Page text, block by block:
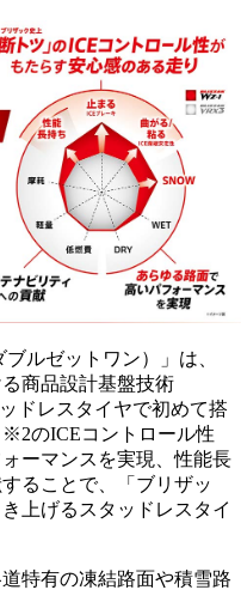
ルゼットワン）」は、
商品設計基盤技術
ドレスタイヤで初めて搭
のICEコントロール性
ーマンスを実現、性能長
ることで、「ブリザッ
上げるスタッドレスタイ
特有の凍結路面や積雪路